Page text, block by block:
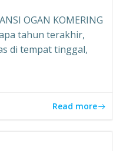
OGAN KOMERING
tahun terakhir,
di tempat tinggal,
Read more